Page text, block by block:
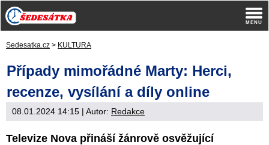
Sedesatka.cz > KULTURA
Případy mimořádné Marty: Herci,
recenze, vysílání a díly online
08.01.2024 14:15 | Autor: Redakce
Televize Nova přináší žánrově osvěžující